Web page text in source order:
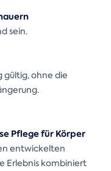
sein.
gültig, ohne die
Pflege für Körper
entwickelten
Erlebnis kombiniert